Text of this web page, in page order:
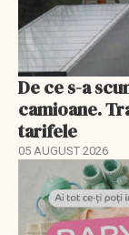
De ce s-a
camioane.
tarifele
05 AUGUST 2026